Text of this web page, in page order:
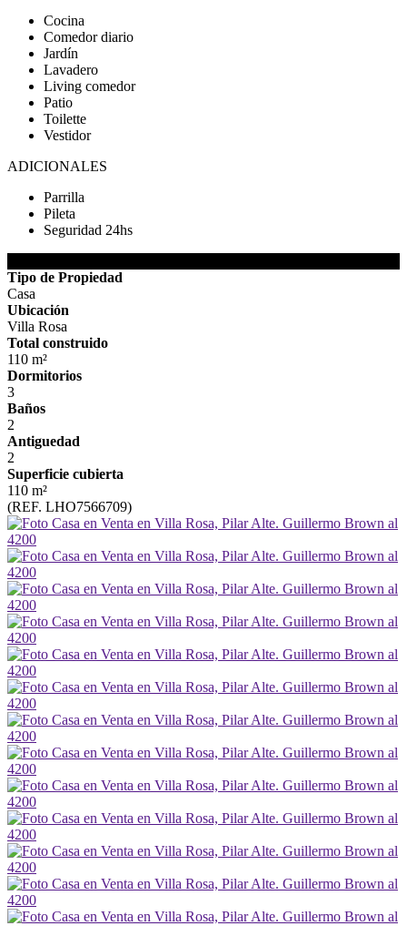
Cocina
Comedor diario
Jardín
Lavadero
Living comedor
Patio
Toilette
Vestidor
ADICIONALES
Parrilla
Pileta
Seguridad 24hs
Tipo de Propiedad
Casa
Ubicación
Villa Rosa
Total construido
110 m²
Dormitorios
3
Baños
2
Antiguedad
2
Superficie cubierta
110 m²
(REF. LHO7566709)